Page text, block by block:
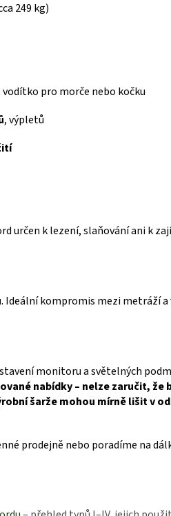
249 kg)
vodítko pro morče nebo kočku
, výpletů
určen k lezení, slaňování ani k
. Ideální kompromis mezi metráží
monitoru a světelných
nabídky – nelze zaručit, že
šarže mohou mírně lišit v
prodejně nebo poradíme na